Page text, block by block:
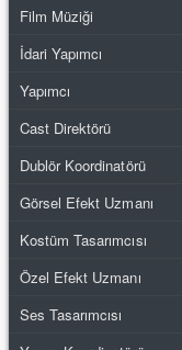
Film Müziği
İdari Yapımcı
Yapımcı
Cast Direktörü
Dublör Koordinatörü
Görsel Efekt Uzmanı
Kostüm Tasarımcısı
Özel Efekt Uzmanı
Ses Tasarımcısı